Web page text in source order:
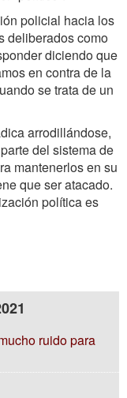
policial hacia los
deliberados como
diciendo que
en contra de la
se trata de un
arrodillándose,
del sistema de
mantenerlos en su
que ser atacado.
política es
ruido para